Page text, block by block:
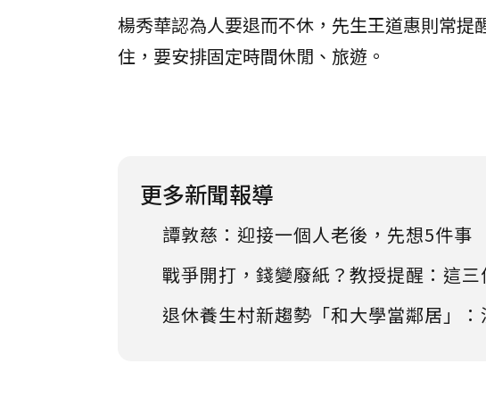
楊秀華認為人要退而不休，先生王道惠則常
住，要安排固定時間休閒、旅遊。
更多新聞報導
譚敦慈：迎接一個人老後，先想5件事
戰爭開打，錢變廢紙？教授提醒：這三
退休養生村新趨勢「和大學當鄰居」